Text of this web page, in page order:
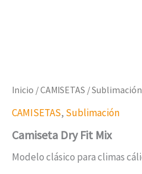
Inicio /CAMISETAS /Sublimación
CAMISETAS, Sublimación
Camiseta Dry Fit Mix
Modelo clásico para climas